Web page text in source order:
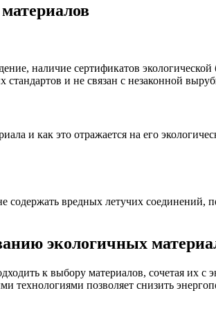
наличие сертификатов
стандартов и не связан с незаконной
и как это отражается на его
вредных летучих
экологичных
к выбору материалов, сочетая их
технологиями позволяет снизить